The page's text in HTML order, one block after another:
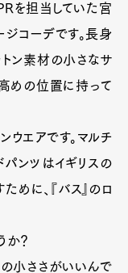
Cars
を担当していた宮
ジコーデです。長身
トン素材の小さなサ
めの位置に持って
ウエアです。マルチ
パンツはイギリスの
めに、『バス』のロ
か？
の小ささがいいんで